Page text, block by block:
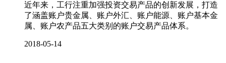
近年来，工行注重加强投资交易产品的创新发展，打造
了涵盖账户贵金属、账户外汇、账户能源、账户基本金
属、账户农产品五大类别的账户交易产品体系。
2018-05-14